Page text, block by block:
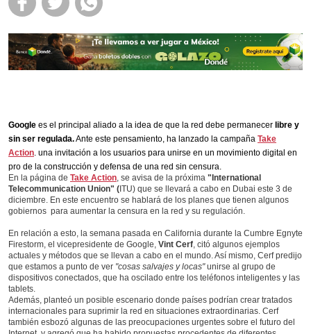
Google es el principal aliado a la idea de que la red debe permanecer libre y
sin ser regulada.Ante este pensamiento, ha lanzado la campaña Take
Action . una invitación a los usuarios para unirse en un movimiento digital en
pro de la construcción y defensa de una red sin censura.
En la página de Take Action , se avisa de la próxima "International
Telecommunication Union" (ITU) que se llevará a cabo en Dubai este 3 de
diciembre. En este encuentro se hablará de los planes que tienen algunos
gobiernos para aumentar la censura en la red y su regulación.
En relación a esto, la semana pasada en California durante la Cumbre Egnyte
Firestorm, el vicepresidente de Google, Vint Cerf , citó algunos ejemplos
actuales y métodos que se llevan a cabo en el mundo. Así mismo, Cerf predijo
que estamos a punto de ver "cosas salvajes y locas"unirse al grupo de
dispositivos conectados, que ha oscilado entre los teléfonos inteligentes y las
tablets.
Además, planteó un posible escenario donde países podrían crear tratados
internacionales para suprimir la red en situaciones extraordinarias. Cerf
también esbozó algunas de las preocupaciones urgentes sobre el futuro del